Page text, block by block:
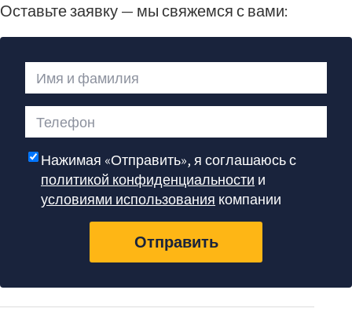
Оставьте заявку — мы свяжемся с вами:
Имя и фамилия
Телефон
Нажимая «Отправить», я соглашаюсь с
политикой конфиденциальности и
условиями использования компании
Отправить